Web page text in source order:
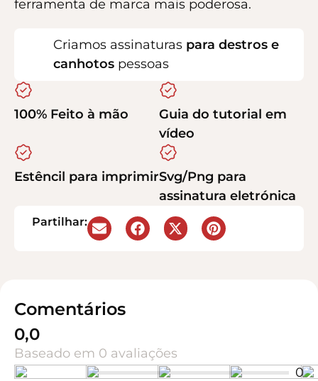
ferramenta de marca mais poderosa.
Criamos assinaturas para destros e
canhotos pessoas
100% Feito à mão
Guia do tutorial em
vídeo
Estêncil para imprimirSvg/Png para
assinatura eletrónica
Partilhar:
Comentários
0,0
Baseado em 0 avaliações
0